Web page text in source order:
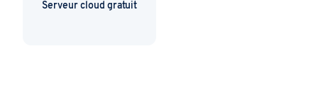
Serveur cloud gratuit